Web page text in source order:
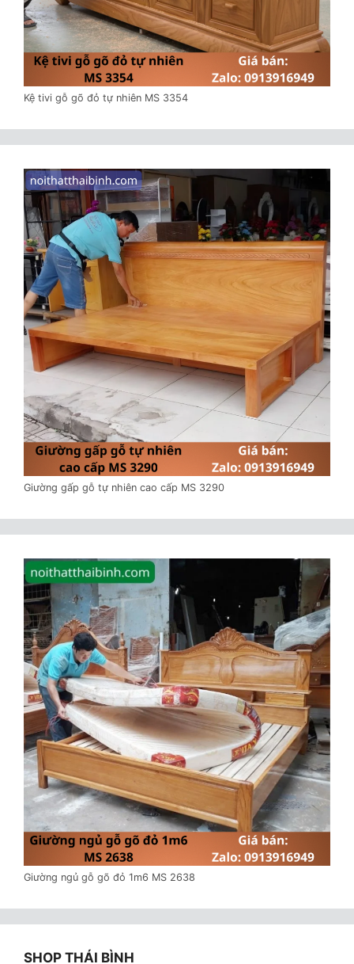
Kệ tivi gỗ gõ đỏ tự nhiên MS 3354
Giường gấp gỗ tự nhiên cao cấp MS 3290
Giường ngủ gỗ gõ đỏ 1m6 MS 2638
SHOP THÁI BÌNH